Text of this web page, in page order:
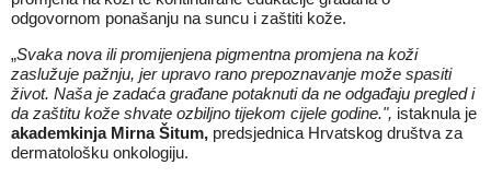
odgovornom ponašanju na suncu i zaštiti kože.
„Svaka nova ili promijenjena pigmentna promjena na koži
zaslužuje pažnju, jer upravo rano prepoznavanje može spasiti
život. Naša je zadaća građane potaknuti da ne odgađaju pregled i
da zaštitu kože shvate ozbiljno tijekom cijele godine.", istaknula je
akademkinja Mirna Šitum, predsjednica Hrvatskog društva za
dermatološku onkologiju.